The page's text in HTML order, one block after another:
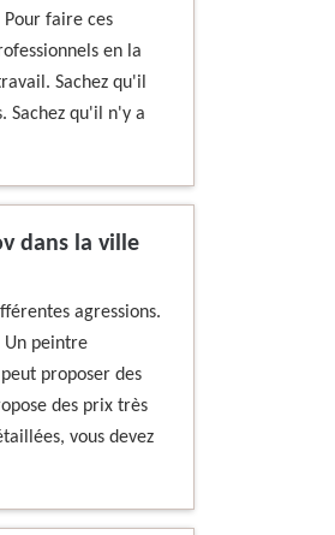
faire ces
en la
Sachez qu'il
Sachez qu'il n'y a
dans la ville
agressions.
Un peintre
proposer des
des prix très
vous devez